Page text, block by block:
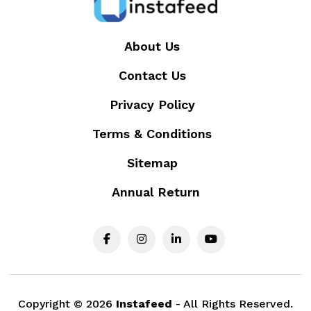
About Us
Contact Us
Privacy Policy
Terms & Conditions
Sitemap
Annual Return
Copyright © 2026 Instafeed - All Rights Reserved.